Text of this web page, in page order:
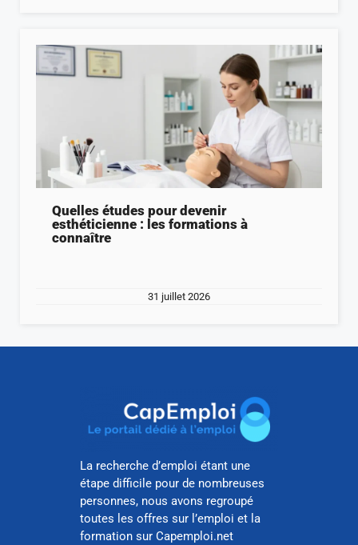
Quelles études pour devenir
esthéticienne : les formations à
connaître
31 juillet 2026
La recherche d’emploi étant une
étape difficile pour de nombreuses
personnes, nous avons regroupé
toutes les offres sur l’emploi et la
formation sur Capemploi.net